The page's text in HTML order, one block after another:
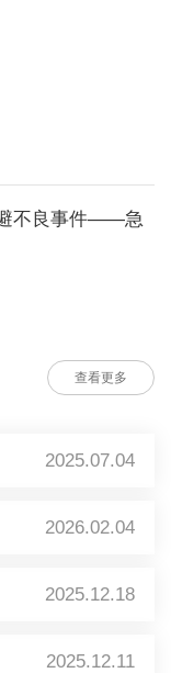
不良事件——急
查看更多
2025.07.04
2026.02.04
2025.12.18
2025.12.11